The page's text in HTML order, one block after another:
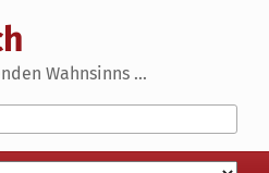
Wahnsinns ...